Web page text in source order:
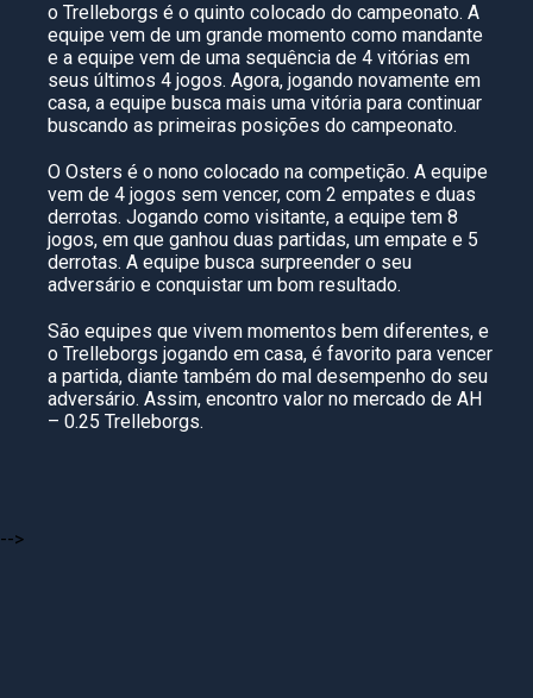
o Trelleborgs é o quinto colocado do campeonato. A
equipe vem de um grande momento como mandante
e a equipe vem de uma sequência de 4 vitórias em
seus últimos 4 jogos. Agora, jogando novamente em
casa, a equipe busca mais uma vitória para continuar
buscando as primeiras posições do campeonato.
O Osters é o nono colocado na competição. A equipe
vem de 4 jogos sem vencer, com 2 empates e duas
derrotas. Jogando como visitante, a equipe tem 8
jogos, em que ganhou duas partidas, um empate e 5
derrotas. A equipe busca surpreender o seu
adversário e conquistar um bom resultado.
São equipes que vivem momentos bem diferentes, e
o Trelleborgs jogando em casa, é favorito para vencer
a partida, diante também do mal desempenho do seu
adversário. Assim, encontro valor no mercado de AH
– 0.25 Trelleborgs.
-->